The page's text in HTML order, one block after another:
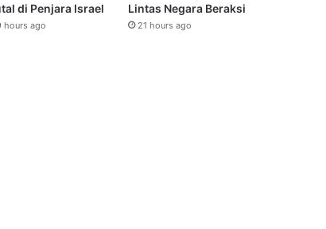
di Penjara Israel
hours ago
Lintas Negara Beraksi
21 hours ago